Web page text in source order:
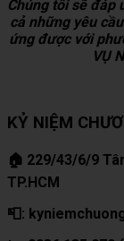
Chúng tôi sẽ đáp
cả những yêu
ứng được với
VỤ
KỶ NIỆM
🏠 229/43/6/9
TP.HCM
📮: